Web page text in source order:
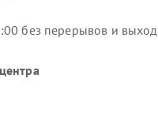
без перерывов и